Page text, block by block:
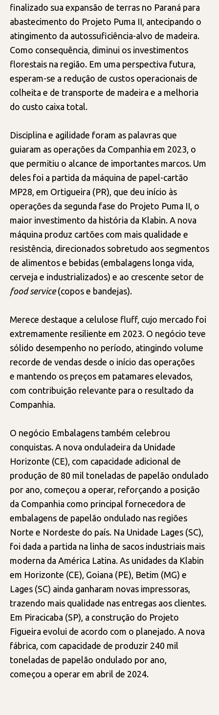
finalizado sua expansão de terras no Paraná para
abastecimento do Projeto Puma II, antecipando o
atingimento da autossuficiência-alvo de madeira.
Como consequência, diminui os investimentos
florestais na região. Em uma perspectiva futura,
esperam-se a redução de custos operacionais de
colheita e de transporte de madeira e a melhoria
do custo caixa total.
Disciplina e agilidade foram as palavras que
guiaram as operações da Companhia em 2023, o
que permitiu o alcance de importantes marcos. Um
deles foi a partida da máquina de papel-cartão
MP28, em Ortigueira (PR), que deu início às
operações da segunda fase do Projeto Puma II, o
maior investimento da história da Klabin. A nova
máquina produz cartões com mais qualidade e
resistência, direcionados sobretudo aos segmentos
de alimentos e bebidas (embalagens longa vida,
cerveja e industrializados) e ao crescente setor de
food service(copos e bandejas).
Merece destaque a celulose fluff, cujo mercado foi
extremamente resiliente em 2023. O negócio teve
sólido desempenho no período, atingindo volume
recorde de vendas desde o início das operações
e mantendo os preços em patamares elevados,
com contribuição relevante para o resultado da
Companhia.
O negócio Embalagens também celebrou
conquistas. A nova onduladeira da Unidade
Horizonte (CE), com capacidade adicional de
produção de 80 mil toneladas de papelão ondulado
por ano, começou a operar, reforçando a posição
da Companhia como principal fornecedora de
embalagens de papelão ondulado nas regiões
Norte e Nordeste do país. Na Unidade Lages (SC),
foi dada a partida na linha de sacos industriais mais
moderna da América Latina. As unidades da Klabin
em Horizonte (CE), Goiana (PE), Betim (MG) e
Lages (SC) ainda ganharam novas impressoras,
trazendo mais qualidade nas entregas aos clientes.
Em Piracicaba (SP), a construção do Projeto
Figueira evolui de acordo com o planejado. A nova
fábrica, com capacidade de produzir 240 mil
toneladas de papelão ondulado por ano,
começou a operar em abril de 2024.